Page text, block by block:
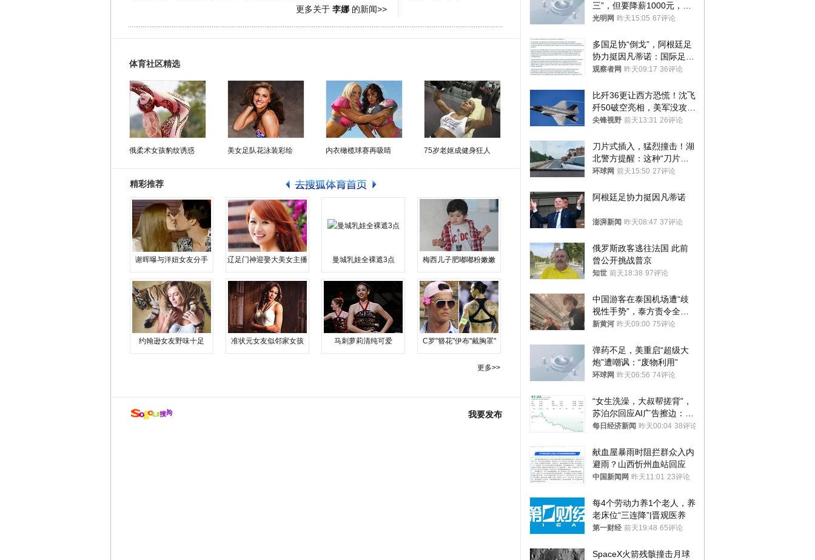
更多关于 李娜的新闻>>
体育社区精选
俄柔术女孩豹纹诱惑 美女足队花泳装彩绘 内衣橄榄球赛再吸睛 75岁老妪成健身狂人
精彩推荐
谢晖曝与洋妞女友分手 辽足门神迎娶大美女主播 曼城乳娃全裸遮3点 梅西儿子肥嘟嘟粉嫩嫩
约翰逊女友野味十足 准状元女友似邻家女孩 马刺萝莉清纯可爱 C罗"簪花"伊布"戴胸罩"
更多>>
我要发布
三”，但要降薪1000元，不
接受只能辞职
光明网 昨天15:05 67评论
多国足协“倒戈”，阿根廷足
协力挺因凡蒂诺：国际足联
今后应继续在其领导下前行
观察者网 昨天09:17 36评论
比歼36更让西方恐慌！沈飞
歼50破空亮相，美军没攻克
的技术被拿下
尖锋视野 前天13:31 26评论
刀片式插入，猛烈撞击！湖
北警方提醒：这种“刀片超
车”，太危险了
环球网 前天15:50 27评论
阿根廷足协力挺因凡蒂诺
澎湃新闻 昨天08:47 37评论
俄罗斯政客逃往法国 此前
曾公开挑战普京
知世 前天18:38 97评论
中国游客在泰国机场遭“歧
视性手势”，泰方责令全面
调查，对责任人采取最严厉
新黄河 昨天09:00 75评论
弹药不足，美重启“超级大
炮”遭嘲讽：“废物利用”
环球网 昨天06:56 74评论
“女生洗澡，大叔帮搓背”，
苏泊尔回应AI广告擦边：视
频全下架，已强化内容管理
每日经济新闻 昨天00:04 38评论
献血屋暴雨时阻拦群众入内
避雨？山西忻州血站回应
中国新闻网 昨天11:01 23评论
每4个劳动力养1个老人，养
老床位“三连降”|晋观医养
第一财经 前天19:48 65评论
SpaceX火箭残骸撞击月球